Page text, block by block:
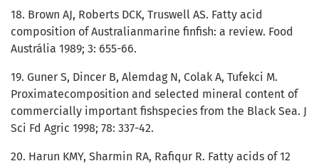
18. Brown AJ, Roberts DCK, Truswell AS. Fatty acid
composition of Australianmarine finfish: a review. Food
Austrália 1989; 3: 655-66.
19. Guner S, Dincer B, Alemdag N, Colak A, Tufekci M.
Proximatecomposition and selected mineral content of
commercially important fishspecies from the Black Sea. J
Sci Fd Agric 1998; 78: 337-42.
20. Harun KMY, Sharmin RA, Rafiqur R. Fatty acids of 12